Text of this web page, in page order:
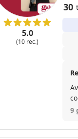
5.0
(10 rec.)
30
9